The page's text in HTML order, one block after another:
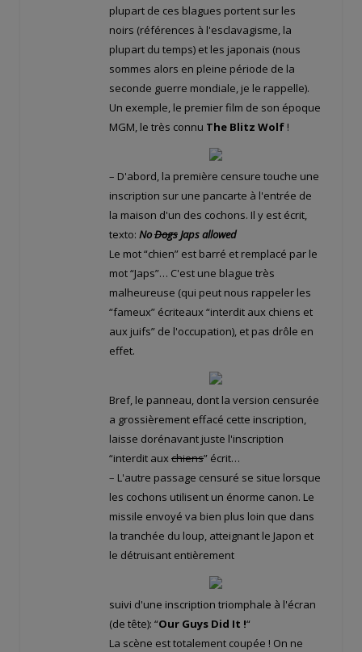
plupart de ces blagues portent sur les
noirs (références à l'esclavagisme, la
plupart du temps) et les japonais (nous
sommes alors en pleine période de la
seconde guerre mondiale, je le rappelle).
Un exemple, le premier film de son époque
MGM, le très connu The Blitz Wolf !
– D'abord, la première censure touche une
inscription sur une pancarte à l'entrée de
la maison d'un des cochons. Il y est écrit,
texto: NoDogsJaps allowed
Le mot “chien” est barré et remplacé par le
mot “Japs”… C'est une blague très
malheureuse (qui peut nous rappeler les
“fameux” écriteaux “interdit aux chiens et
aux juifs” de l'occupation), et pas drôle en
effet.
Bref, le panneau, dont la version censurée
a grossièrement effacé cette inscription,
laisse dorénavant juste l'inscription
“interdit auxchiens” écrit…
– L'autre passage censuré se situe lorsque
les cochons utilisent un énorme canon. Le
missile envoyé va bien plus loin que dans
la tranchée du loup, atteignant le Japon et
le détruisant entièrement
suivi d'une inscription triomphale à l'écran
(de tête): “Our Guys Did It !“
La scène est totalement coupée ! On ne